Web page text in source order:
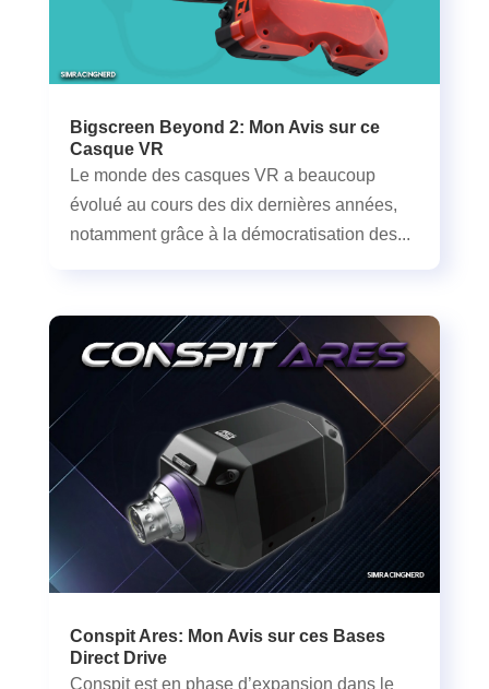
Bigscreen Beyond 2: Mon Avis sur ce
Casque VR
Le monde des casques VR a beaucoup
évolué au cours des dix dernières années,
notamment grâce à la démocratisation des...
Conspit Ares: Mon Avis sur ces Bases
Direct Drive
Conspit est en phase d’expansion dans le